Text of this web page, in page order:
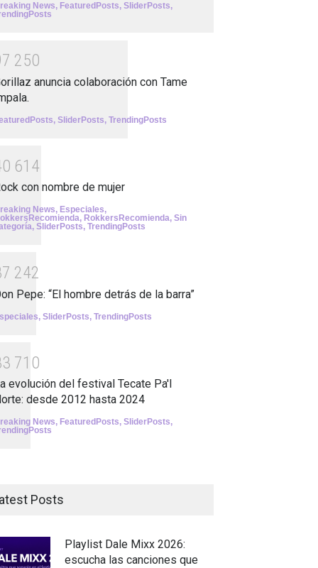
News, FeaturedPosts, SliderPosts,
7 250
anuncia colaboración con Tame
, SliderPosts, TrendingPosts
0 61 4
con nombre de mujer
News, Especiales,
, RokkersRecomienda, Sin
, SliderPosts, TrendingPosts
7 242
Pepe: “El hombre detrás de la barra”
, SliderPosts, TrendingPosts
3 71 0
evolución del festival Tecate Pa'l
desde 2012 hasta 2024
News, FeaturedPosts, SliderPosts,
Posts
Playlist Dale Mixx 2026:
escucha las canciones que